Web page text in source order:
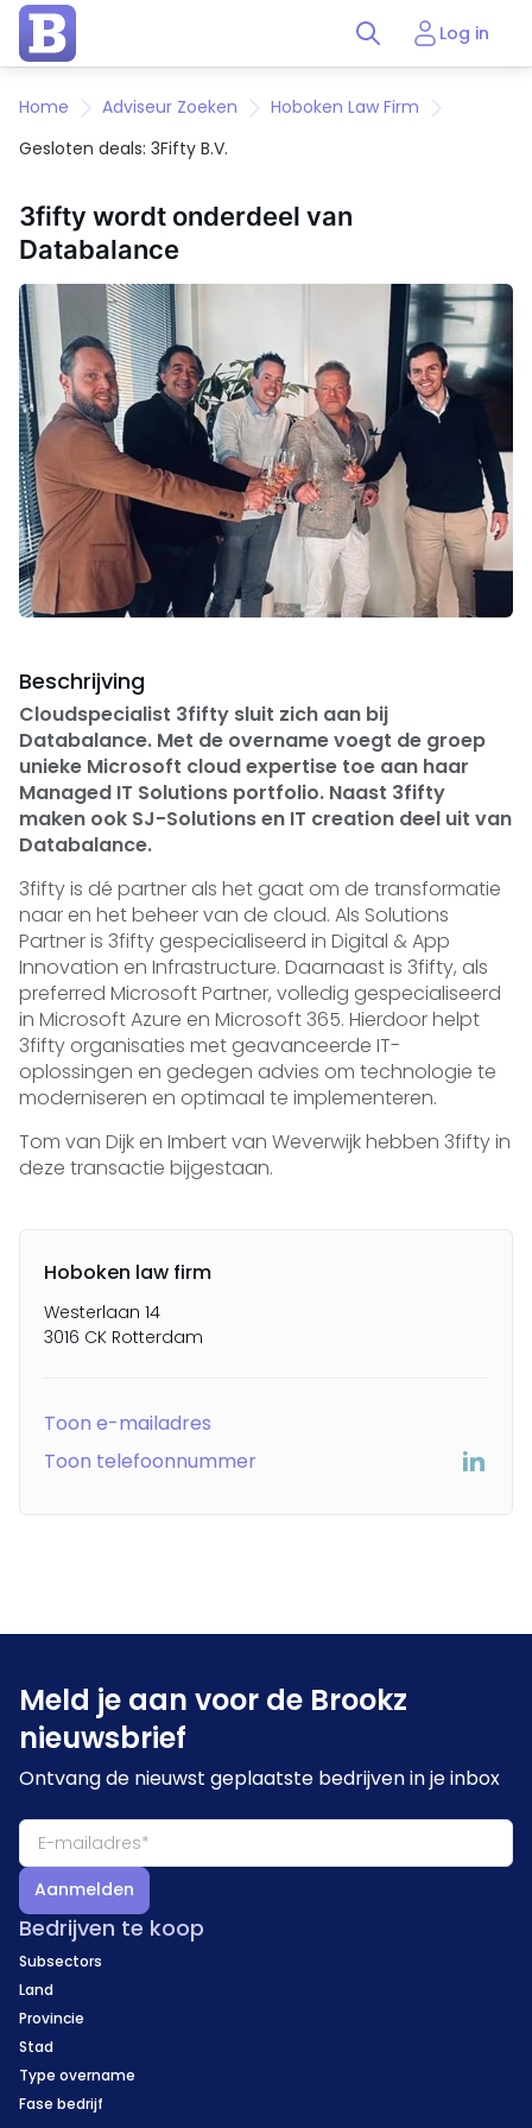
Log in
Home Adviseur Zoeken
Hoboken Law Firm
Gesloten deals: 3Fifty B.V.
3fifty wordt onderdeel van
Databalance
Beschrijving
Cloudspecialist 3fifty sluit zich aan bij
Databalance. Met de overname voegt de groep
unieke Microsoft cloud expertise toe aan haar
Managed IT Solutions portfolio. Naast 3fifty
maken ook SJ-Solutions en IT creation deel uit van
Databalance.
3fifty is dé partner als het gaat om de transformatie
naar en het beheer van de cloud. Als Solutions
Partner is 3fifty gespecialiseerd in Digital & App
Innovation en Infrastructure. Daarnaast is 3fifty, als
preferred Microsoft Partner, volledig gespecialiseerd
in Microsoft Azure en Microsoft 365. Hierdoor helpt
3fifty organisaties met geavanceerde IT-
oplossingen en gedegen advies om technologie te
moderniseren en optimaal te implementeren.
Tom van Dijk en Imbert van Weverwijk hebben 3fifty in
deze transactie bijgestaan.
Hoboken law firm
Westerlaan 14
3016 CK Rotterdam
Toon e-mailadres
Toon telefoonnummer
Meld je aan voor de Brookz
nieuwsbrief
Ontvang de nieuwst geplaatste bedrijven in je inbox
Aanmelden
Bedrijven te koop
Subsectors
Land
Provincie
Stad
Type overname
Fase bedrijf